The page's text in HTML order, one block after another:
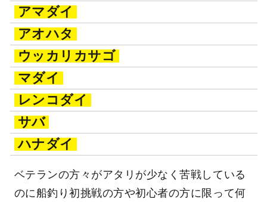
アマダイ
アオハタ
ウッカリカサゴ
マダイ
レンコダイ
サバ
ハナダイ
ベテランの方々がアタリが少なく苦戦している
のに船釣り初挑戦の方や初心者の方に限って何